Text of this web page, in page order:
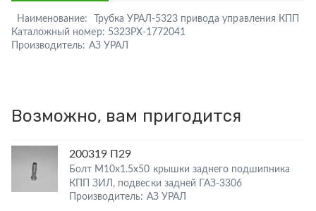
Наименование:
Трубка УРАЛ-5323 привода управления КПП
Каталожный номер: 5323РХ-1772041
Производитель: АЗ УРАЛ
Возможно, вам пригодится
200319 П29
Болт М10х1.5х50 крышки заднего подшипника
КПП ЗИЛ, подвески задней ГАЗ-3306
Производитель: АЗ УРАЛ